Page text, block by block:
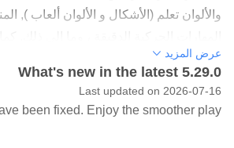
والألوان تعلم (الأشكال و الألوان ألعاب ),
إبقاء الأطفال مشغولين جدا مفيدة و ألعاب
وشملت الأطفال الألعاب التعليمية:
🚛 الفرز. كل نوع من الأغذية في شاحنات
عرض المزيد
What's new in the latest 5.29.0
Last updated on 2026-07-16
been fixed. Enjoy the smoother play!